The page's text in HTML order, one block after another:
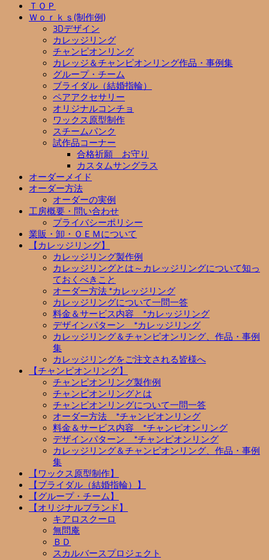
ＴＯＰ
Ｗｏｒｋｓ(制作例)
3Dデザイン
カレッジリング
チャンピオンリング
カレッジ＆チャンピオンリング作品・事例集
グループ・チーム
ブライダル（結婚指輪）
ペアアクセサリー
オリジナルコンチョ
ワックス原型制作
スチームパンク
試作品コーナー
合格祈願 お守り
カスタムサングラス
オーダーメイド
オーダー方法
オーダーの実例
工房概要・問い合わせ
プライバシーポリシー
業販・卸・ＯＥＭについて
【カレッジリング】
カレッジリング製作例
カレッジリングとは～カレッジリングについて知っ
ておくべきこと
オーダー方法 *カレッジリング
カレッジリングについて一問一答
料金＆サービス内容 *カレッジリング
デザインパターン *カレッジリング
カレッジリング＆チャンピオンリング、作品・事例
集
カレッジリングをご注文される皆様へ
【チャンピオンリング】
チャンピオンリング製作例
チャンピオンリングとは
チャンピオンリングについて一問一答
オーダー方法 *チャンピオンリング
料金＆サービス内容 *チャンピオンリング
デザインパターン *チャンピオンリング
カレッジリング＆チャンピオンリング、作品・事例
集
【ワックス原型制作】
【ブライダル（結婚指輪）】
【グループ・チーム】
【オリジナルブランド】
キアロスクーロ
無問庵
ＢＤ
スカルバースプロジェクト